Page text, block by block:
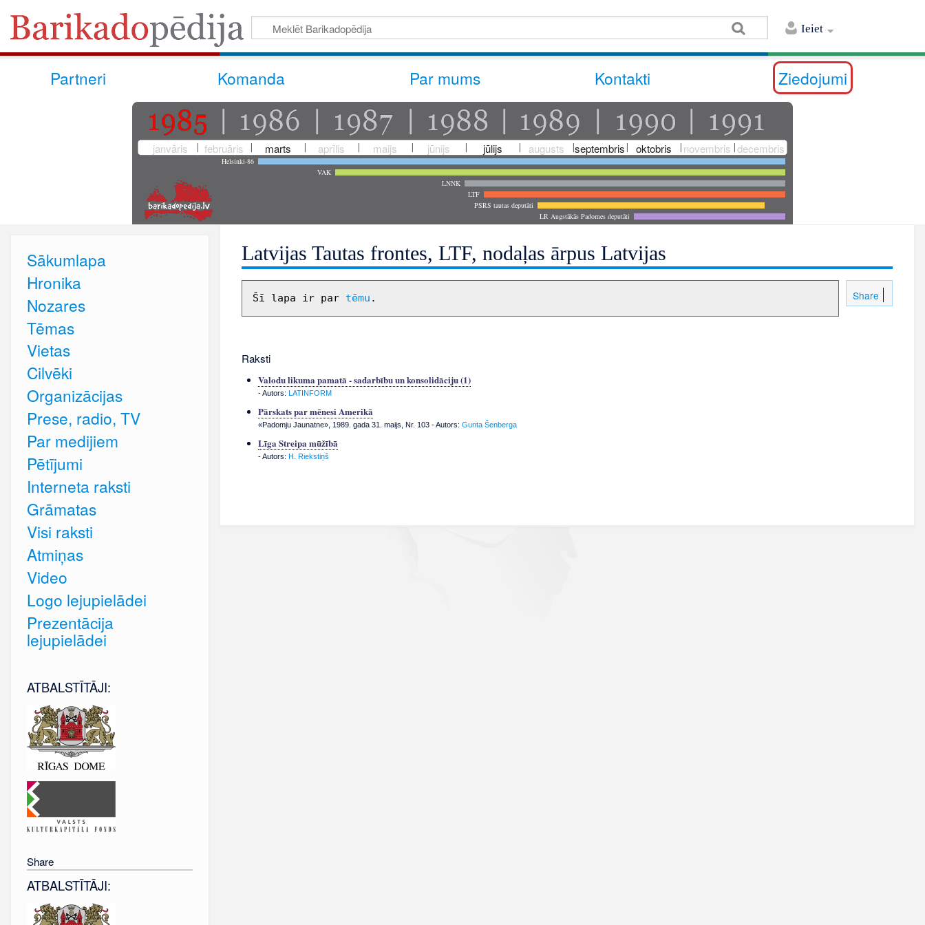
Ieiet
Partneri Komanda Par mums Kontakti Ziedojumi
janvāris februāris marts aprīlis maijs jūnijs jūlijs augusts septembris oktobris novembris decembris
Helsinki-86
VAK
LNNK
LTF
PSRS tautas deputāti
LR Augstākās Padomes deputāti
Latvijas Tautas frontes, LTF, nodaļas ārpus Latvijas
Share
Šī lapa ir par tēmu
Raksti
Valodu likuma pamatā - sadarbību un konsolidāciju (1)
- Autors: LATINFORM
Pārskats par mēnesi Amerikā
«Padomju Jaunatne», 1989. gada 31. maijs, Nr. 103- Autors: Gunta Šenberga
Līga Streipa mūžībā
- Autors: H. Riekstiņš
Sākumlapa
Hronika
Nozares
Tēmas
Vietas
Cilvēki
Organizācijas
Prese, radio, TV
Par medijiem
Pētījumi
Interneta raksti
Grāmatas
Visi raksti
Atmiņas
Video
Logo lejupielādei
Prezentācija
lejupielādei
ATBALSTĪTĀJI:
Share
ATBALSTĪTĀJI: